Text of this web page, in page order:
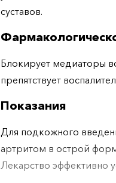
суставов.
Блокирует медиаторы
препятствует
Показания
Для подкожного
артритом в острой
Лекарство эффективно